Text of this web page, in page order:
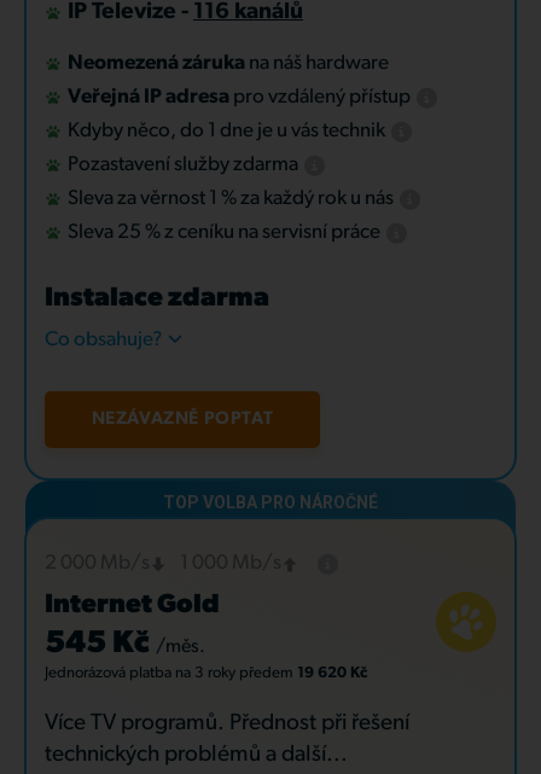
IP Televize - 116 kanálů
Neomezená záruka na náš hardware
Veřejná IP adresa pro vzdálený přístup
Kdyby něco, do 1 dne je u vás technik
Pozastavení služby zdarma
Sleva za věrnost 1 % za každý rok u nás
Sleva 25 % z ceníku na servisní práce
Instalace zdarma
Co obsahuje?
NEZÁVAZNĚ POPTAT
Internet Gold
545 Kč /měs.
Jednorázová platba na 3 roky předem 19 620 Kč
Více TV programů. Přednost při řešení
technických problémů a další...